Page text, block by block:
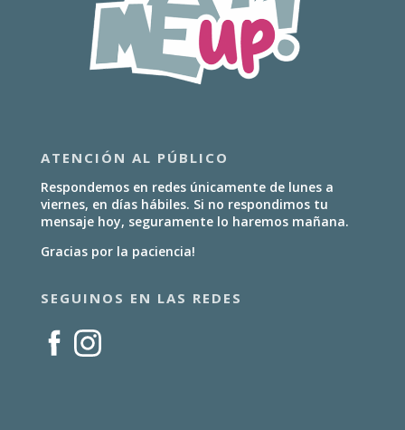
ATENCIÓN AL PÚBLICO
Respondemos en redes únicamente de lunes a
viernes, en días hábiles. Si no respondimos tu
mensaje hoy, seguramente lo haremos mañana.
Gracias por la paciencia!
SEGUINOS EN LAS REDES